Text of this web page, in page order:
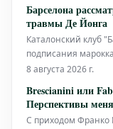
мадридскому клубу
атакующей линии и,
Барселона
травмы Де Йонга
Каталонский клуб
подписания
Аззедина Унаи. Это
выбыл на
внутреннюю боковую
8 августа 2026 г.
Brescianini или
Перспективы
С приходом Франко